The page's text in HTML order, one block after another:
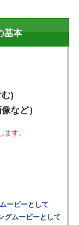
基本
)
など）
す。
ービーとして
グムービーとして